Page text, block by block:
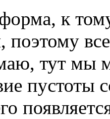
к
поэтому
тут мы
пустоты